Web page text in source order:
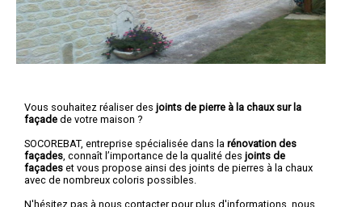
Vous souhaitez réaliser des joints de pierre à la chaux sur la
façade de votre maison ?
SOCOREBAT, entreprise spécialisée dans la rénovation des
façades , connaît l’importance de la qualité des joints de
façades et vous propose ainsi des joints de pierres à la chaux
avec de nombreux coloris possibles.
N'hésitez pas à nous contacter pour plus d'informations, nous